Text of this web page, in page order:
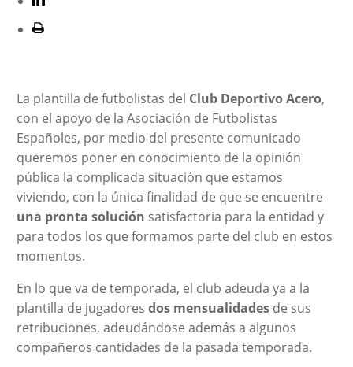
La plantilla de futbolistas del Club DeportivoAcero,
con el apoyo de la Asociación de Futbolistas
Españoles, por medio del presente comunicado
queremos poner en conocimiento de la opinión
pública la complicada situación que estamos
viviendo, con la única finalidad de que se encuentre
una pronta solución satisfactoria para la entidad y
para todos los que formamos parte del club en estos
momentos.
En lo que va de temporada, el club adeuda ya a la
plantilla de jugadores dos mensualidadesde sus
retribuciones, adeudándose además a algunos
compañeros cantidades de la pasada temporada.